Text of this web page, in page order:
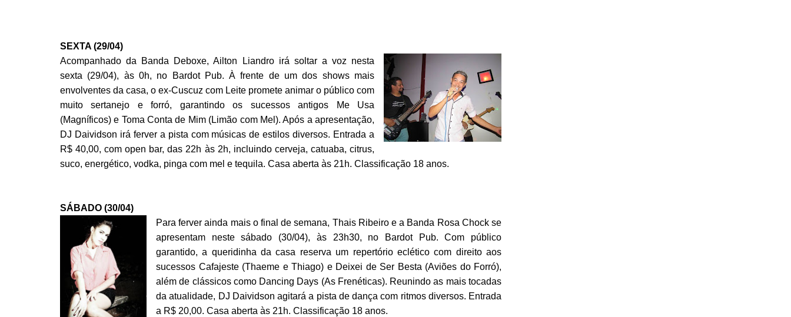
SEXTA (29/04)
Acompanhado da Banda Deboxe, Ailton Liandro irá soltar a voz nesta
sexta (29/04), às 0h, no Bardot Pub. À frente de um dos shows mais
envolventes da casa, o ex-Cuscuz com Leite promete animar o público com
muito sertanejo e forró, garantindo os sucessos antigos Me Usa
(Magníficos) e Toma Conta de Mim (Limão com Mel). Após a apresentação,
DJ Daividson irá ferver a pista com músicas de estilos diversos. Entrada a
R$ 40,00, com open bar, das 22h às 2h, incluindo cerveja, catuaba, citrus,
suco, energético, vodka, pinga com mel e tequila. Casa aberta às 21h. Classificação 18 anos.
SÁBADO (30/04)
Para ferver ainda mais o final de semana, Thais Ribeiro e a Banda Rosa Chock se
apresentam neste sábado (30/04), às 23h30, no Bardot Pub. Com público
garantido, a queridinha da casa reserva um repertório eclético com direito aos
sucessos Cafajeste (Thaeme e Thiago) e Deixei de Ser Besta (Aviões do Forró),
além de clássicos como Dancing Days (As Frenéticas). Reunindo as mais tocadas
da atualidade, DJ Daividson agitará a pista de dança com ritmos diversos. Entrada
a R$ 20,00. Casa aberta às 21h. Classificação 18 anos.